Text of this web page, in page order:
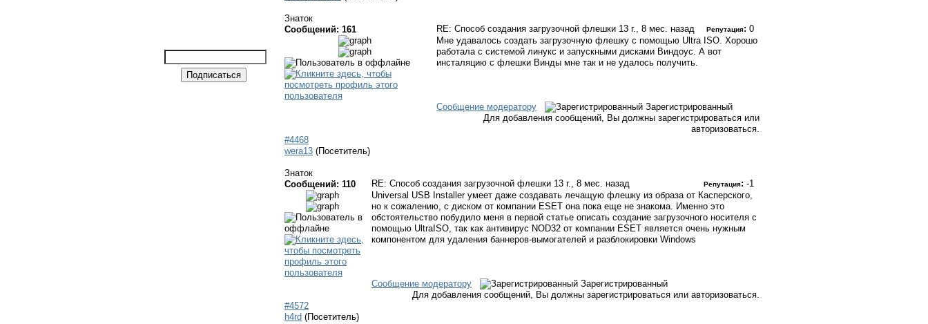
Знаток
Сообщений: 161
RE: Способ создания загрузочной флешки 13 г., 8 мес. назад Репутация: 0
Мне удавалось создать загрузочную флешку с помощью Ultra ISO. Хорошо
работала с системой линукс и запускными дисками Виндоус. А вот
инсталяцию с флешки Винды мне так и не удалось получить.
Сообщение модератору
Зарегистрированный
Для добавления сообщений, Вы должны зарегистрироваться или
авторизоваться.
#4468
wera13 (Посетитель)
Знаток
Сообщений: 110
RE: Способ создания загрузочной флешки 13 г., 8 мес. назад Репутация: -1
Universal USB Installer умеет даже создавать лечащую флешку из образа от Касперского,
но к сожалению, с диском от компании ESET она пока еще не знакома. Именно это
обстоятельство побудило меня в первой статье описать создание загрузочного носителя с
помощью UltraISO, так как антивирус NOD32 от компании ESET является очень нужным
компонентом для удаления баннеров-вымогателей и разблокировки Windows
Сообщение модератору
Зарегистрированный
Для добавления сообщений, Вы должны зарегистрироваться или авторизоваться.
#4572
h4rd (Посетитель)